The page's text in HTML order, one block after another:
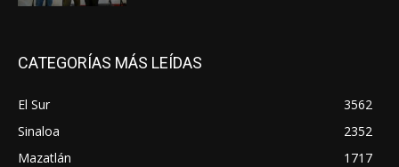
CATEGORÍAS MÁS LEÍDAS
El Sur
3562
Sinaloa
2352
Mazatlán
1717